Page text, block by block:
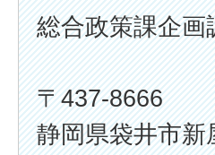
総合政策課企画
〒437-8666
静岡県袋井市新